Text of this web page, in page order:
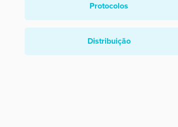
Protocolos
Distribuição